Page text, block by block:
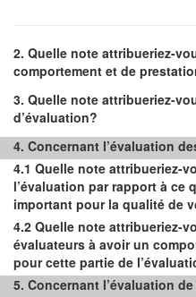
2. Quelle note attribueriez-
comportement et de
3. Quelle note attribueriez-
d’évaluation?
4. Concernant l’évaluation
4.1 Quelle note attribueriez-
l’évaluation par rapport à ce
important pour la qualité de
4.2 Quelle note attribueriez-
évaluateurs à avoir un
pour cette partie de
5. Concernant l’évaluation